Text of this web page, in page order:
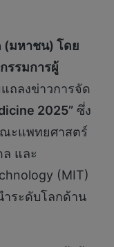
(มหาชน) โดย
รรมการผู้
ถลงข่าวการจัด
2025” ซึ่ง
ะแพทยศาสตร์
และ
(MIT)
ำระดับโลกด้าน